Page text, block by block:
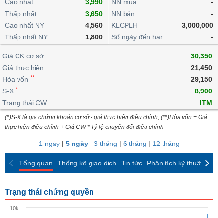
Giao
dịch
nội
bộ
Niên
giám
Tài
liệu
cổ
đông
Định
giá
Nước
ngoài
Tự
doanh
Top
cổ
phiếu
Bản
Thống
giao
dịch
dịch
Chứng
quyền
Tổng
quan
Thống
kê
dịch
Định
Thống
kê
giao
dịch
Tin
tức
tích
kỹ
thuật
Bảng
giá
Bộ
lọc
cổ
phiếu
cổ
Báo
mô
lai
Chứng
quyền
Trái
phiếu
doanh
nghiệp
Đào
Dịch
vụ
Cao nhất
3,990
Thấp nhất
3,650
Cao nhất NY
4,560
Thấp nhất NY
1,800
NN mua
-
NN bán
-
KLCPLH
3,000,000
Số ngày đến hạn
-
Giá CK cơ sở
30,350
Giá thực hiện
21,450
Hòa vốn **
29,150
S-X *
8,900
Trạng thái CW
ITM
(*)S-X là giá chứng khoán cơ sở - giá thực hiện điều chỉnh; (**)Hòa vốn = Giá
thực hiện điều chỉnh + Giá CW * Tỷ lệ chuyển đổi điều chỉnh
1 ngày| 5 ngày| 3 tháng | 6 tháng | 12 tháng
Tổng quan Thống kê giao dịch Tin tức Phân tích kỹ thuật
Trạng thái chứng quyền
10k
BẤT
ĐỘNG
SẢN
TÀI
CHÍNH
HÀNG
HÓA
KINH
TẾ
THẾ